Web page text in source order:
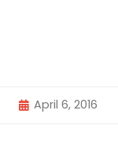
April 6, 2016